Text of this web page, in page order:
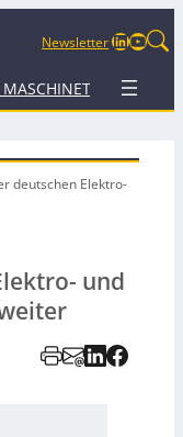
NewsletterLinkedIn
MASCHINETERMINE
deutschen Elektro-
und